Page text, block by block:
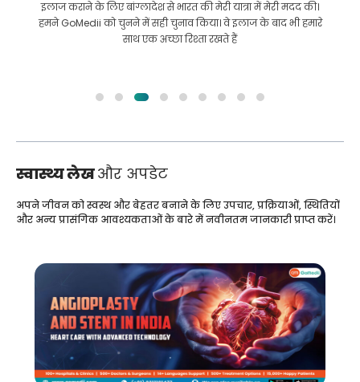
इलाज कराने के लिए बांग्लादेश से भारत की मेरी यात्रा में मेरी मदद की।
हमने GoMedii को चुनने में सही चुनाव किया। वे इलाज के बाद भी हमारे
साथ एक अच्छा रिश्ता रखते हैं
स्वास्थ्य लेखऔर अपडेट
अपने जीवन को स्वस्थ और बेहतर बनाने के लिए उपचार, प्रक्रियाओं, स्थितियों
और अन्य प्रासंगिक आवश्यकताओं के बारे में नवीनतम जानकारी प्राप्त करें।